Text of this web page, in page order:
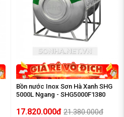
Bồn nước Inox Sơn Hà Xanh SHG
5000L Ngang - SHG5000F1380
17.820.000đ 21.380.000đ